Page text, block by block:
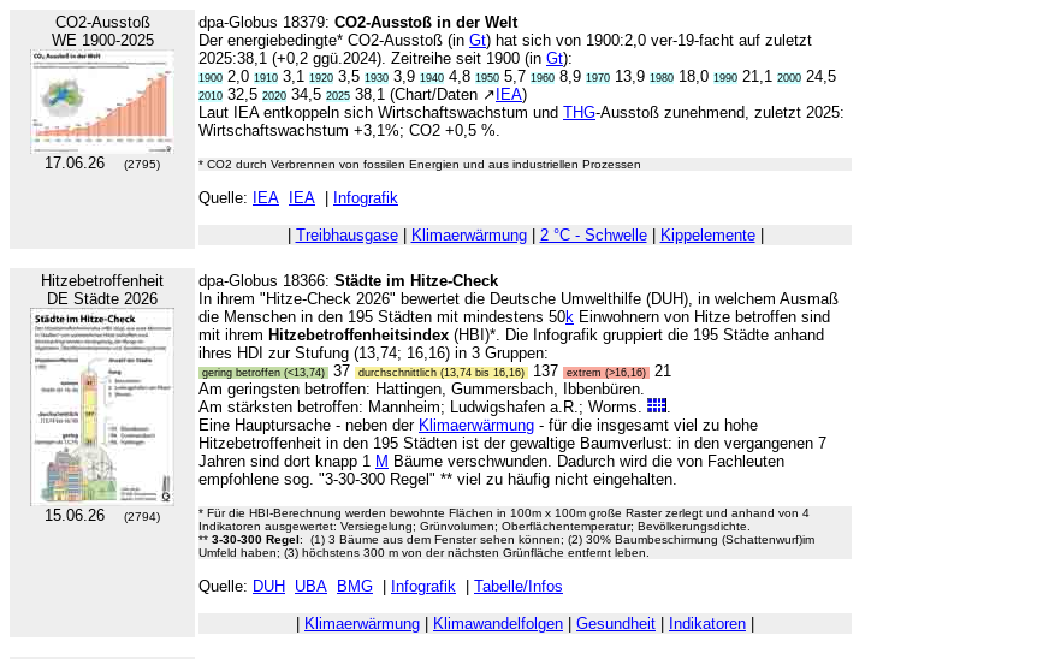
CO2-Ausstoß
WE 1900-2025
17.06.26 (2795)
dpa-Globus 18379: CO2-Ausstoß in der Welt
Der energiebedingte* CO2-Ausstoß (in Gt) hat sich von 1900:2,0 ver-19-facht auf zuletzt
2025:38,1 (+0,2 ggü.2024). Zeitreihe seit 1900 (in Gt):
1900 2,0 1910 3,1 1920 3,5 1930 3,9 1940 4,8 1950 5,7 1960 8,9 1970 13,9 1980 18,0 1990 21,1 2000 24,5
2010 32,5 2020 34,5 2025 38,1 (Chart/Daten ↗ IEA)
Laut IEA entkoppeln sich Wirtschaftswachstum und THG-Ausstoß zunehmend, zuletzt 2025:
Wirtschaftswachstum +3,1%; CO2 +0,5 %.
* CO2 durch Verbrennen von fossilen Energien und aus industriellen Prozessen
Quelle: IEA IEA Infografik
Treibhausgase| Klimaerwärmung| 2 °C - Schwelle| Kippelemente|
Hitzebetroffenheit
DE Städte 2026
15.06.26 (2794)
dpa-Globus 18366: Städte im Hitze-Check
In ihrem "Hitze-Check 2026" bewertet die Deutsche Umwelthilfe (DUH), in welchem Ausmaß
die Menschen in den 195 Städten mit mindestens 50k Einwohnern von Hitze betroffen sind
mit ihrem Hitzebetroffenheitsindex (HBI)*. Die Infografik gruppiert die 195 Städte anhand
ihres HDI zur Stufung (13,74; 16,16) in 3 Gruppen:
gering betroffen (<13,74) 37 durchschnittlich (13,74 bis 16,16) 137 extrem (>16,16)
21
Am geringsten betroffen: Hattingen, Gummersbach, Ibbenbüren.
Am stärksten betroffen: Mannheim; Ludwigshafen a.R.; Worms.
.
Eine Hauptursache - neben der Klimaerwärmung - für die insgesamt viel zu hohe
Hitzebetroffenheit in den 195 Städten ist der gewaltige Baumverlust: in den vergangenen 7
Jahren sind dort knapp 1 M Bäume verschwunden. Dadurch wird die von Fachleuten
empfohlene sog. "3-30-300 Regel" ** viel zu häufig nicht eingehalten.
* Für die HBI-Berechnung werden bewohnte Flächen in 100m x 100m große Raster zerlegt und anhand von 4
Indikatoren ausgewertet: Versiegelung; Grünvolumen; Oberflächentemperatur; Bevölkerungsdichte.
** 3-30-300 Regel: (1) 3 Bäume aus dem Fenster sehen können; (2) 30% Baumbeschirmung (Schattenwurf)im
Umfeld haben; (3) höchstens 300 m von der nächsten Grünfläche entfernt leben.
Quelle: DUH UBA BMG Infografik Tabelle/Infos
Klimaerwärmung Klimawandelfolgen Gesundheit Indikatoren